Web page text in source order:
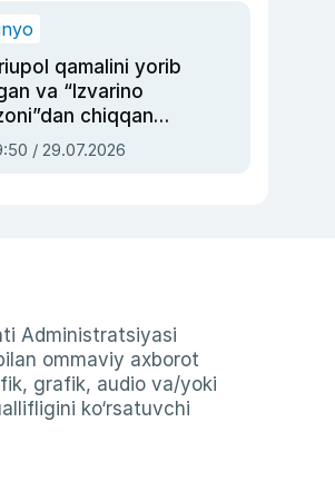
qamalini yorib
va “Izvarino
chiqqan
— Ukraina
bosh
/ 29.07.2026
Administratsiyasi
ommaviy axborot
grafik, audio va/yoki
ko‘rsatuvchi